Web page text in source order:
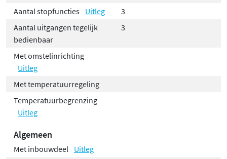
Aantal stopfuncties Uitleg
3
Aantal uitgangen tegelijk
bedienbaar
3
Met omstelinrichting
Uitleg
Met temperatuurregeling
Temperatuurbegrenzing
Uitleg
Algemeen
Met inbouwdeel
Uitleg